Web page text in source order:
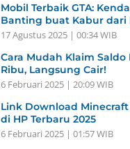
Mobil Terbaik GTA:
Banting buat Kabur dari
17 Agustus 2025 | 00:34 WIB
Cara Mudah Klaim Saldo
Ribu, Langsung Cair!
6 Februari 2025 | 20:09 WIB
Link Download
di HP Terbaru 2025
6 Februari 2025 | 01:57 WIB